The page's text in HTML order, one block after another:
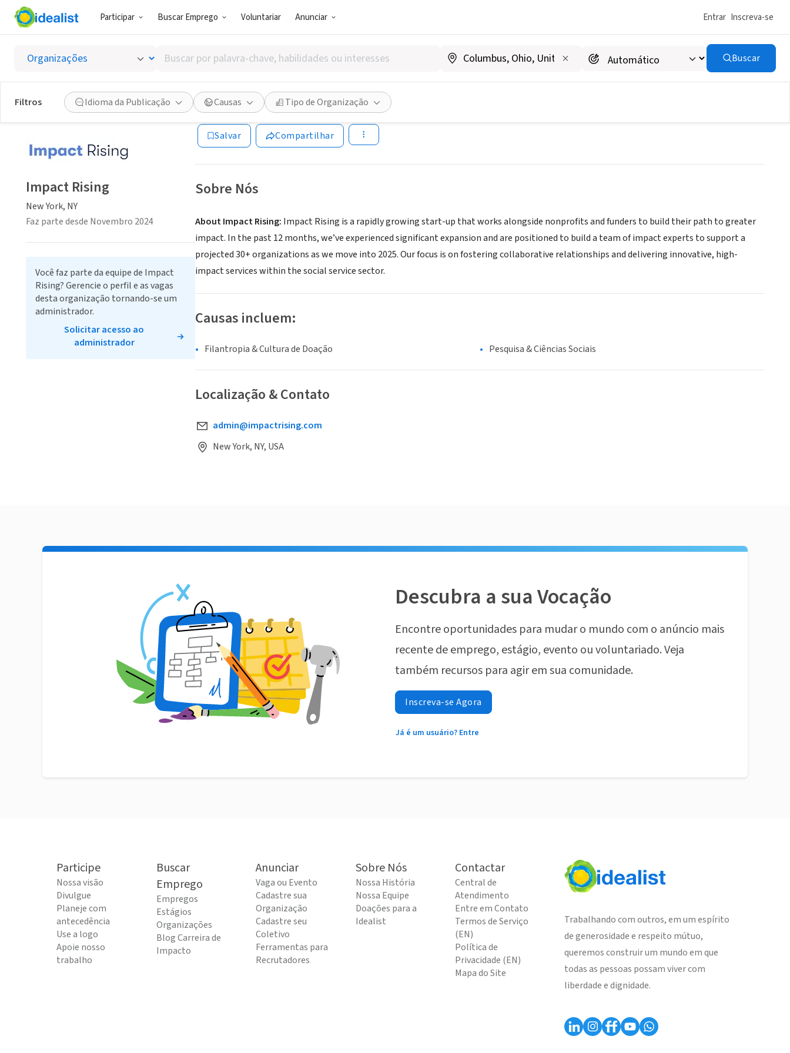
Participar Buscar Emprego Voluntariar Anunciar Entrar Inscreva-se
Buscar
por
palavra-
chave,
habilidades
ou
interesses
Buscar
Filtros Idioma da Publicação Causas Tipo de Organização
Impact Rising
New York, NY |impactrising.com
Salvar Compartilhar
Sobre Nós
About Impact Rising: Impact Rising is a rapidly growing start-up that works alongside nonprofits and funders to build their path to greater
impact. In the past 12 months, we’ve experienced significant expansion and are positioned to build a team of impact experts to support a
projected 30+ organizations as we move into 2025. Our focus is on fostering collaborative relationships and delivering innovative, high-
impact services within the social service sector.
Causas incluem:
Filantropia & Cultura de Doação Pesquisa & Ciências Sociais
Localização & Contato
admin@impactrising.com
New York, NY, USA
Impact Rising
New York, NY
Faz parte desde Novembro 2024
Você faz parte da equipe de Impact
Rising? Gerencie o perfil e as vagas
desta organização tornando-se um
administrador.
Solicitar acesso ao
administrador
Descubra a sua Vocação
Encontre oportunidades para mudar o mundo com o anúncio mais
recente de emprego, estágio, evento ou voluntariado. Veja
também recursos para agir em sua comunidade.
Inscreva-se Agora
Já é um usuário? Entre
Participe
Nossa visão
Divulgue
Planeje com
antecedência
Use a logo
Apoie nosso
trabalho
Buscar
Emprego
Empregos
Estágios
Organizações
Blog Carreira de
Impacto
Anunciar
Vaga ou Evento
Cadastre sua
Organização
Cadastre seu
Coletivo
Ferramentas para
Recrutadores
Sobre Nós
Nossa História
Nossa Equipe
Doações para a
Idealist
Contactar
Central de
Atendimento
Entre em Contato
Termos de Serviço
(EN)
Política de
Privacidade (EN)
Mapa do Site
Trabalhando com outros, em um espírito
de generosidade e respeito mútuo,
queremos construir um mundo em que
todas as pessoas possam viver com
liberdade e dignidade.